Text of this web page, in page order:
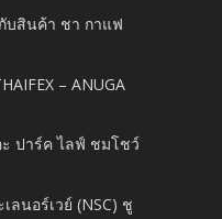
บสินค้า ชา กาแฟ
– ANUGA
ปาร์ค ไลฟ์ ชมโชว์
ลนอร์เวย์ (NSC) ชู